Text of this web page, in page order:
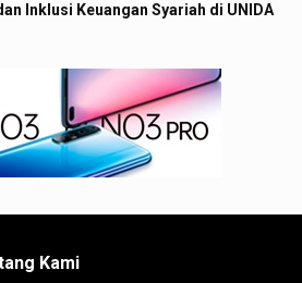
Inklusi Keuangan Syariah di UNIDA
Kami